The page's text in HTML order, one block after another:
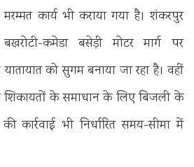
कार्य भी कराया गया है। शंकरपुर
कमेडा बसेड़ी मोटर मार्ग पर
को सुगम बनाया जा रहा है। वहीं
शिकायतों के समाधान के लिए बिजली के
भी निर्धारित समय-सीमा में